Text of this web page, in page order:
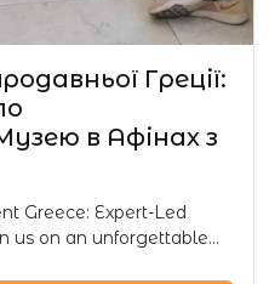
Греції:
в Афінах з
Greece: Expert-Led
us on an unforgettable…